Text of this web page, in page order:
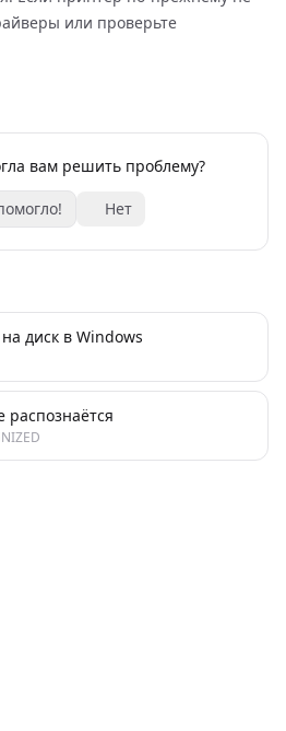
или проверьте
вам решить проблему?
Нет
диск в Windows
распознаётся